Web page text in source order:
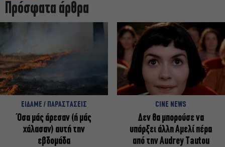
Πρόσφατα άρθρα
ΕΙΔΑΜΕ / ΠΑΡΑΣΤΑΣΕΙΣ
Όσα μάς άρεσαν (ή μάς
χάλασαν) αυτή την
εβδομάδα
CINE NEWS
Δεν θα μπορούσε να
υπάρξει άλλη Αμελί πέρα
από την Audrey Tautou